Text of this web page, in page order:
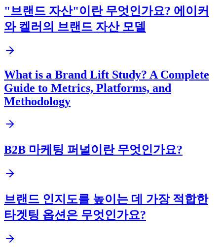
"브랜드 자산"이란 무엇인가요? 에이커
와 켈러의 브랜드 자산 모델
What is a Brand Lift Study? A Complete
Guide to Metrics, Platforms, and
Methodology
B2B 마케팅 퍼널이란 무엇인가요?
브랜드 인지도를 높이는 데 가장 적합한
타겟팅 옵션은 무엇인가요?